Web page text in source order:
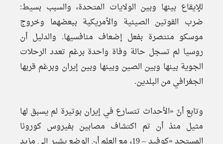
للإيقاع بينها وبين الولايات المتحدة، والسبب بسيط:
ضرب القوتين الصينية والأمريكية ببعضهما وخروج
موسكو منتصرة بفعل إضعاف منافسيها. والدليل أن
روسيا لم تسجل حالة وفاة واحدة برغم تعدد الرحلات
الجوية بينها وبين الصين وبينها وبين إيران وبرغم قربها
الجغرافي من البلدين.
وتابع أنّ «الأحداث تتسارع في إيران بوتيرة لم يسبق لها
مثيل منذ أن تم اكتشاف مصابين بفيروس كورونا